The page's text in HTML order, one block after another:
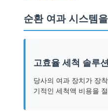
순환 여과 시스템
고효율 세척 솔루션
당사의 여과 장치가 장
기적인 세척액 비용을